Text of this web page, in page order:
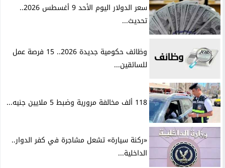
سعر الدولار اليوم الأحد 9 أغسطس 2026..
تحديث...
وظائف حكومية جديدة 2026.. 15 فرصة عمل
للسائقين...
118 ألف مخالفة مرورية وضبط 5 ملايين جنيه...
«ركنة سيارة» تشعل مشاجرة في كفر الدوار..
الداخلية...